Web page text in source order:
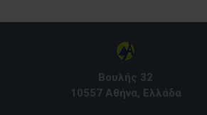
Βουλής 32
10557 Αθήνα, Ελλάδα